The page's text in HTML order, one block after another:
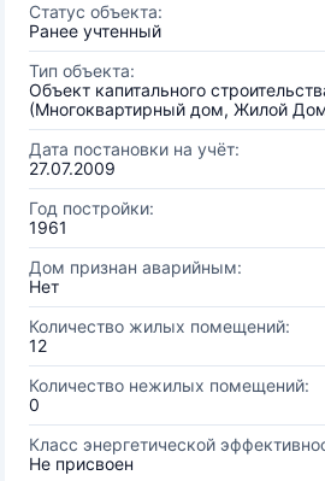
Статус объекта:
Ранее учтенный
Тип объекта:
Объект капитального
(Многоквартирный дом, Жилой
Дата постановки на учёт:
27.07.2009
Год постройки:
1961
Дом признан аварийным:
Нет
Количество жилых помещений:
12
Количество нежилых помещений:
0
Класс энергетической
Не присвоен